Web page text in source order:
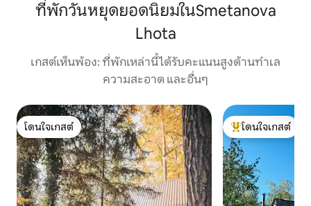
ที่พักวันหยุดยอดนิยมในSmetanova
Lhota
เกสต์เห็นพ้อง: ที่พักเหล่านี้ได้รับคะแนนสูงด้านทำเล
ความสะอาด และอื่นๆ
โดนใจเกสต์
โดนใจเกสต์
โดนใจเกสต์ที่สุด
โดนใจเกสต์